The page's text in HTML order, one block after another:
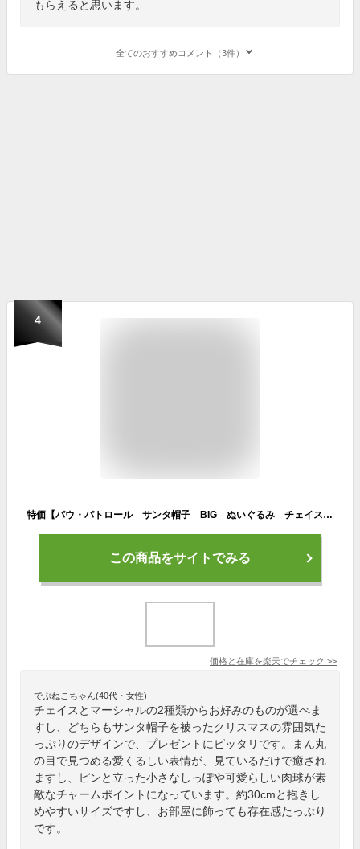
もらえると思います。
全てのおすすめコメント（3件）
4
特価【パウ・パトロール サンタ帽子 BIG ぬいぐるみ チェイス マーシャル 30cm】シーズン プレゼント パウパト パウパトロール グッズ キャラクター マスコット 抱っこ 犬 プレゼント 雑貨 インテリア かわいい クリスマス サンタさん
この商品をサイトでみる
価格と在庫を楽天でチェック >>
でぶねこちゃん(40代・女性)
チェイスとマーシャルの2種類からお好みのものが選べま
すし、どちらもサンタ帽子を被ったクリスマスの雰囲気た
っぷりのデザインで、プレゼントにピッタリです。まん丸
の目で見つめる愛くるしい表情が、見ているだけで癒され
ますし、ピンと立った小さなしっぽや可愛らしい肉球が素
敵なチャームポイントになっています。約30cmと抱きし
めやすいサイズですし、お部屋に飾っても存在感たっぷり
です。